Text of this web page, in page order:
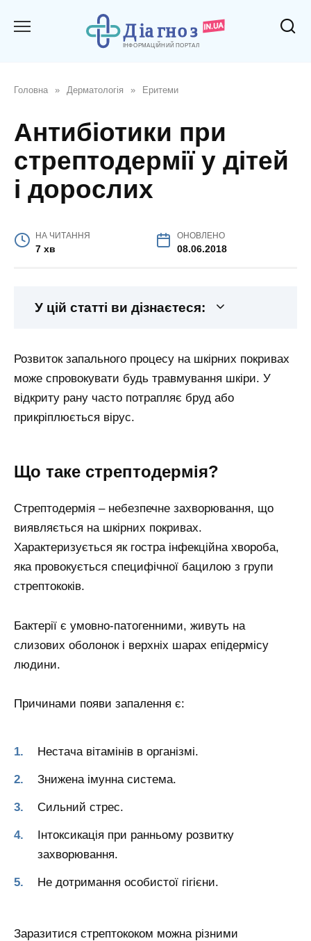
Головна » Дерматологія » Еритеми
Антибіотики при
стрептодермії у дітей
і дорослих
НА ЧИТАННЯ
7 хв
ОНОВЛЕНО
08.06.2018
У цій статті ви дізнаєтеся:
Розвиток запального процесу на шкірних покривах
може спровокувати будь травмування шкіри. У
відкриту рану часто потрапляє бруд або
прикріплюється вірус.
Що таке стрептодермія?
Стрептодермія – небезпечне захворювання, що
виявляється на шкірних покривах.
Характеризується як гостра інфекційна хвороба,
яка провокується специфічної бацилою з групи
стрептококів.
Бактерії є умовно-патогенними, живуть на
слизових оболонок і верхніх шарах епідермісу
людини.
Причинами появи запалення є:
Нестача вітамінів в організмі.
Знижена імунна система.
Сильний стрес.
Інтоксикація при ранньому розвитку
захворювання.
Не дотримання особистої гігієни.
Заразитися стрептококом можна різними